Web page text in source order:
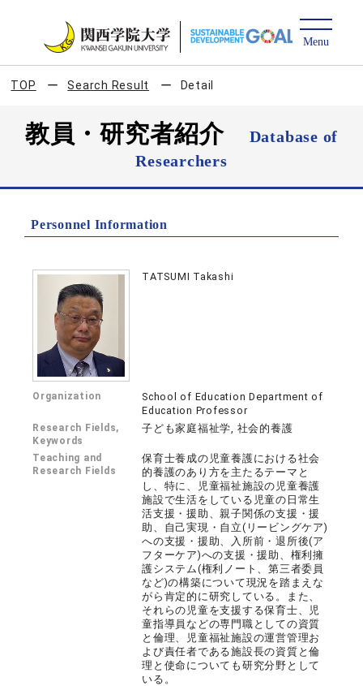
TOP Search Result Detail
教員・研究者紹介
Database of
Researchers
Personnel Information
TATSUMI Takashi
Organization
School of Education Department of
Education Professor
Research Fields,
Keywords
子ども家庭福祉学, 社会的養護
Teaching and
Research Fields
保育士養成の児童養護における社会
的養護のあり方を主たるテーマと
し、特に、児童福祉施設の児童養護
施設で生活をしている児童の日常生
活支援・援助、親子関係の支援・援
助、自己実現・自立(リービングケア)
への支援・援助、入所前・退所後(ア
フターケア)への支援・援助、権利擁
護システム(権利ノート、第三者委員
など)の構築について現況を踏まえな
がら肯定的に研究している。また、
それらの児童を支援する保育士、児
童指導員などの専門職としての資質
と倫理、児童福祉施設の運営管理お
よび責任者である施設長の資質と倫
理と使命についても研究分野として
いる。